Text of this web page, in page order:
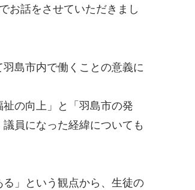
お話をさせていただきまし
島市内で働くことの意義に
の向上」と「羽島市の発
員になった経緯についても
」という観点から、生徒の